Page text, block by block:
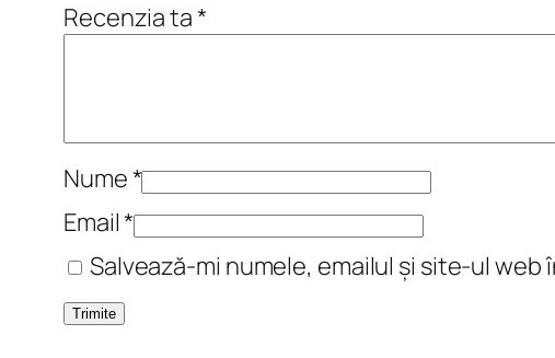
Recenzia ta*
Nume*
Email*
Salvează-mi numele, emailul și site-ul